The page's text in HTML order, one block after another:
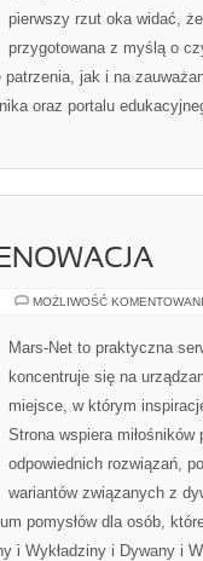
pierwszy rzut oka widać,
przygotowana z myślą o
jak i na
oraz portalu
MOŻLIWOŚĆ
Mars-Net to praktyczna
koncentruje się na
miejsce, w którym
Strona wspiera
odpowiednich rozwiązań,
wariantów związanych z
pomysłów dla osób,
i Wykładziny i Dywany i